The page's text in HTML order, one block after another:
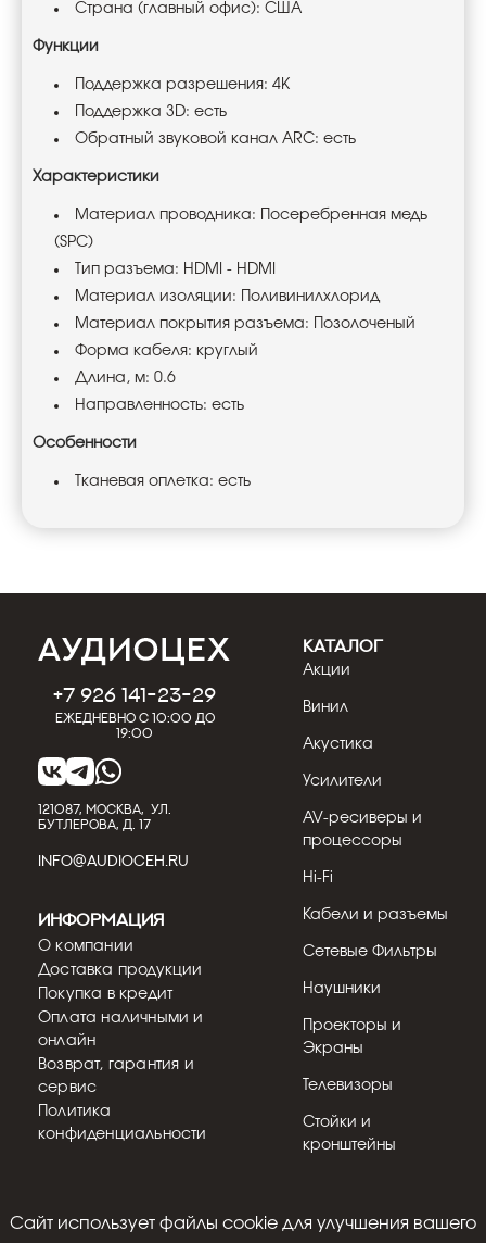
Страна (главный офис): США
Функции
Поддержка разрешения: 4K
Поддержка 3D: есть
Обратный звуковой канал ARC: есть
Характеристики
Материал проводника: Посеребренная медь
(SPC)
Тип разъема: HDMI - HDMI
Материал изоляции: Поливинилхлорид
Материал покрытия разъема: Позолоченый
Форма кабеля: круглый
Длина, м: 0.6
Направленность: есть
Особенности
Тканевая оплетка: есть
+7 926 141-23-29
Ежедневно с 10:00 до
19:00
121087, МОСКВА, УЛ.
БУТЛЕРОВА, Д. 17
INFO@AUDIOCEH.RU
КАТАЛОГ
Акции
Винил
Акустика
Усилители
AV-ресиверы и
процессоры
Hi-Fi
Кабели и разъемы
Сетевые Фильтры
Наушники
Проекторы и
Экраны
Телевизоры
Стойки и
кронштейны
Информация
О компании
Доставка продукции
Покупка в кредит
Оплата наличными и
онлайн
Возврат, гарантия и
сервис
Политика
конфиденциальности
Cайт использует файлы cookie для улучшения вашего